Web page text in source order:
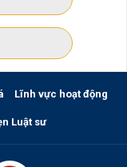
Lĩnh vực hoạt động
Luật sư